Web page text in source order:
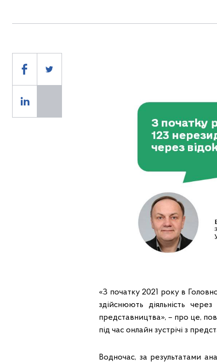
«З початку 2021 року в
здійснюють діяльність
представництва», – про це,
під час онлайн зустрічі з
Водночас, за результатами